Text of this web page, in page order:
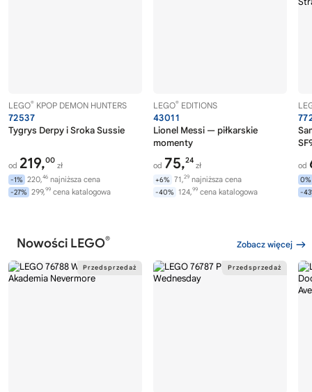
LEGO® KPOP DEMON HUNTERS
72537
Tygrys Derpy i Sroka Sussie
od 219,00
zł
-1% 220,46 najniższa cena
-27% 299,99 cena katalogowa
LEGO® EDITIONS
43011
Lionel Messi — piłkarskie
momenty
od 75,24
zł
+6% 71,29 najniższa cena
-40% 124,99 cena katalogowa
od
0%
-
Nowości LEGO® Zobacz więcej